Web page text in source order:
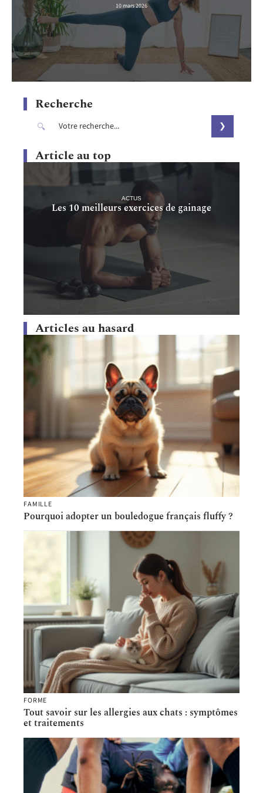
10 mars 2026
Recherche
Article au top
ACTUS
Les 10 meilleurs exercices de gainage
Articles au hasard
FAMILLE
Pourquoi adopter un bouledogue français fluffy ?
FORME
Tout savoir sur les allergies aux chats : symptômes
et traitements